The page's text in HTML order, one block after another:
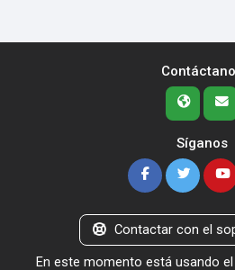
Síganos
Contactar con el
En este momento está usando